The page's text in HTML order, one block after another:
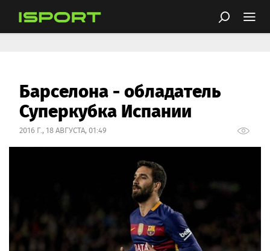
Барселона - обладатель
Суперкубка Испании
2016 Г., 18 АВГУСТА, 01:49